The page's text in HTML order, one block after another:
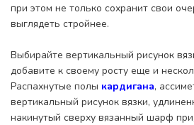
при этом не только сохранит свои
выглядеть стройнее.
Выбирайте вертикальный рисунок
добавите к своему росту еще и
Распахнутые полы кардигана,
вертикальный рисунок вязки,
накинутый сверху вязанный шарф